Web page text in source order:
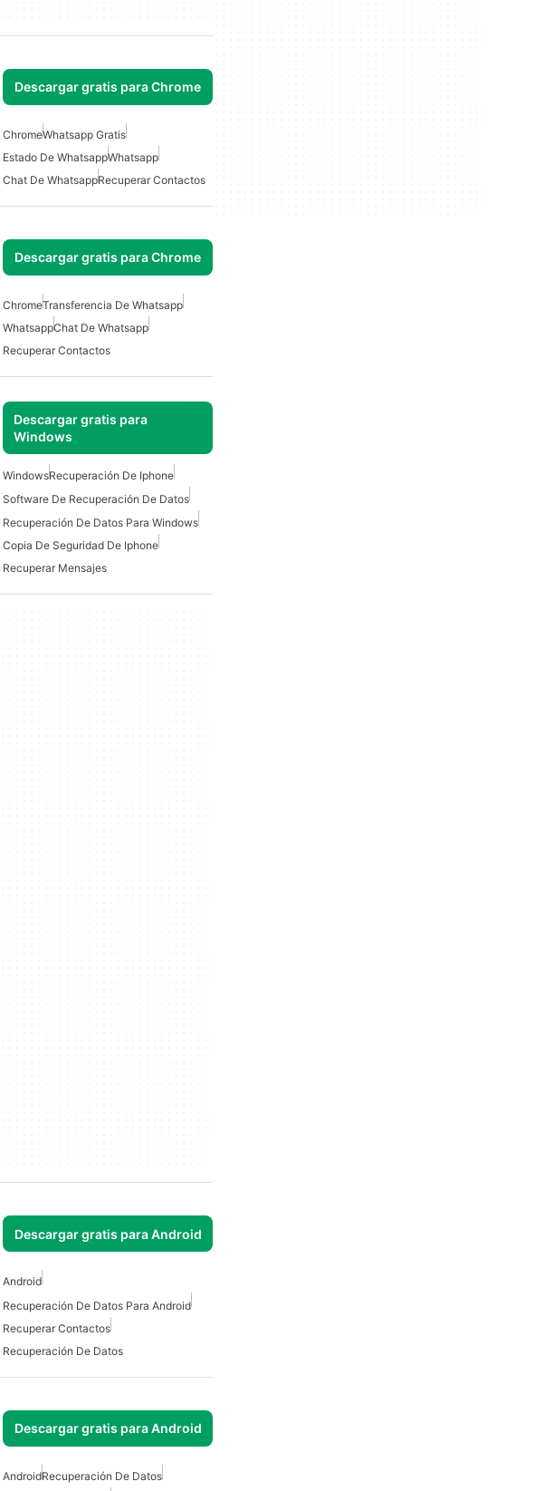
Descargar gratis para Chrome
ChromeWhatsapp Gratis
Estado De WhatsappWhatsapp
Chat De WhatsappRecuperar Contactos
Descargar gratis para Chrome
ChromeTransferencia De Whatsapp
WhatsappChat De Whatsapp
Recuperar Contactos
Descargar gratis para
Windows
WindowsRecuperación De Iphone
Software De Recuperación De Datos
Recuperación De Datos Para Windows
Copia De Seguridad De Iphone
Recuperar Mensajes
Descargar gratis para Android
Android
Recuperación De Datos Para Android
Recuperar Contactos
Recuperación De Datos
Descargar gratis para Android
AndroidRecuperación De Datos